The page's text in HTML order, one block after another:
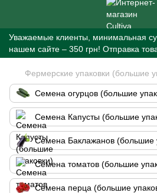
Уважаемые клиенты, минимальная
нашем сайте – 350 грн! Отправка
Фермерские упаковки (большие
Семена огурцов (большие
Семена Капусты (большие
Семена Баклажанов (большие
Семена томатов (большие
Семена перца (большие